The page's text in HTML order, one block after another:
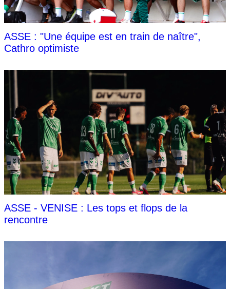
ASSE : "Une équipe est en train de naître",
Cathro optimiste
ASSE - VENISE : Les tops et flops de la
rencontre